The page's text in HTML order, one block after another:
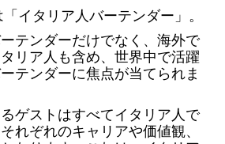
イタリア人バーテンダー」。
テンダーだけでなく、海外で
リア人も含め、世界中で活躍
テンダーに焦点が当てられま
ゲストはすべてイタリア人で
れぞれのキャリアや価値観、